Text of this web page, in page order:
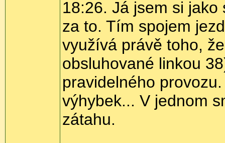
18:26. Já jsem si
za to. Tím spojem
využívá právě toho,
obsluhované linkou
pravidelného
výhybek... V jednom
zátahu.